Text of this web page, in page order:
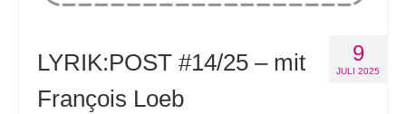
9
JULI 2025
LYRIK:POST #14/25 – mit
François Loeb